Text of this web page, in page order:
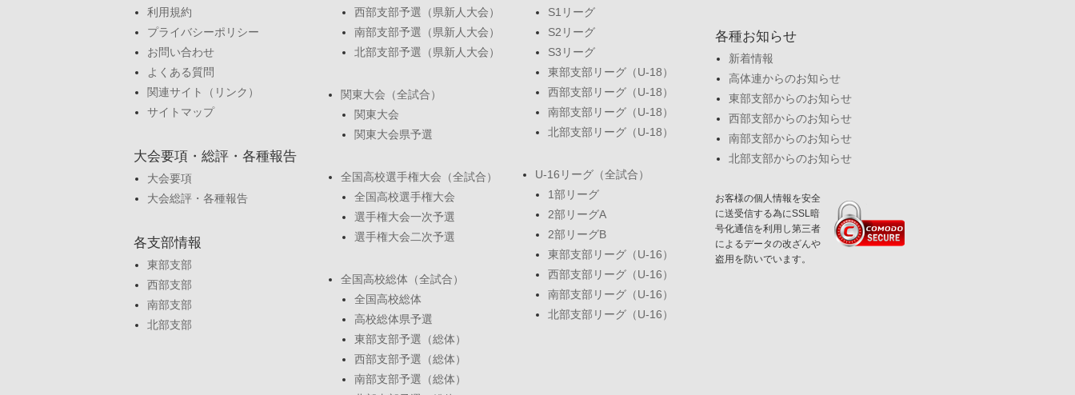
利用規約
プライバシーポリシー
お問い合わせ
よくある質問
関連サイト（リンク）
サイトマップ
大会要項・総評・各種報告
大会要項
大会総評・各種報告
各支部情報
東部支部
西部支部
南部支部
北部支部
西部支部予選（県新人大会）
南部支部予選（県新人大会）
北部支部予選（県新人大会）
関東大会（全試合）
関東大会
関東大会県予選
全国高校選手権大会（全試合）
全国高校選手権大会
選手権大会一次予選
選手権大会二次予選
全国高校総体（全試合）
全国高校総体
高校総体県予選
東部支部予選（総体）
西部支部予選（総体）
南部支部予選（総体）
S1リーグ
S2リーグ
S3リーグ
東部支部リーグ（U-18）
西部支部リーグ（U-18）
南部支部リーグ（U-18）
北部支部リーグ（U-18）
U-16リーグ（全試合）
1部リーグ
2部リーグA
2部リーグB
東部支部リーグ（U-16）
西部支部リーグ（U-16）
南部支部リーグ（U-16）
北部支部リーグ（U-16）
各種お知らせ
新着情報
高体連からのお知らせ
東部支部からのお知らせ
西部支部からのお知らせ
南部支部からのお知らせ
北部支部からのお知らせ
お客様の個人情報を安全
に送受信する為にSSL暗
号化通信を利用し第三者
によるデータの改ざんや
盗用を防いでいます。